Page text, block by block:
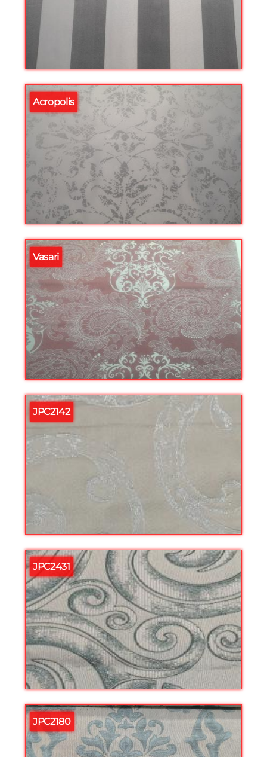
Acropolis
Vasari
JPC2142
JPC2431
JPC2180